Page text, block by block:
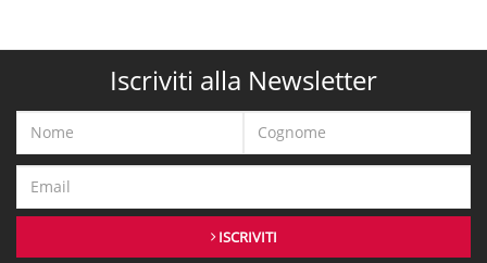
Iscriviti alla Newsletter
ISCRIVITI